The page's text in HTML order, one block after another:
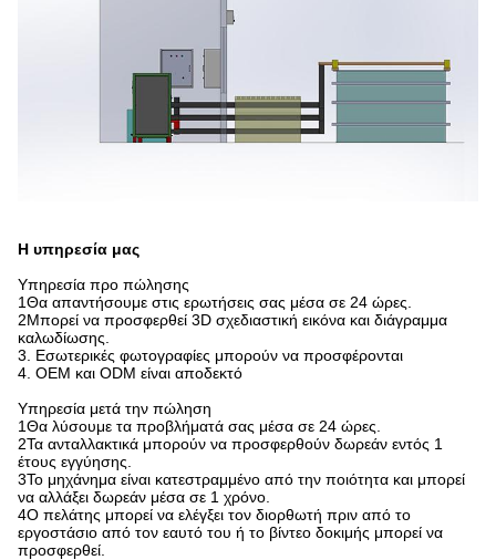
Η υπηρεσία μας
Υπηρεσία προ πώλησης
1Θα απαντήσουμε στις ερωτήσεις σας μέσα σε 24 ώρες.
2Μπορεί να προσφερθεί 3D σχεδιαστική εικόνα και διάγραμμα
καλωδίωσης.
3. Εσωτερικές φωτογραφίες μπορούν να προσφέρονται
4. OEM και ODM είναι αποδεκτό
Υπηρεσία μετά την πώληση
1Θα λύσουμε τα προβλήματά σας μέσα σε 24 ώρες.
2Τα ανταλλακτικά μπορούν να προσφερθούν δωρεάν εντός 1
έτους εγγύησης.
3Το μηχάνημα είναι κατεστραμμένο από την ποιότητα και μπορεί
να αλλάξει δωρεάν μέσα σε 1 χρόνο.
4Ο πελάτης μπορεί να ελέγξει τον διορθωτή πριν από το
εργοστάσιο από τον εαυτό του ή το βίντεο δοκιμής μπορεί να
προσφερθεί.